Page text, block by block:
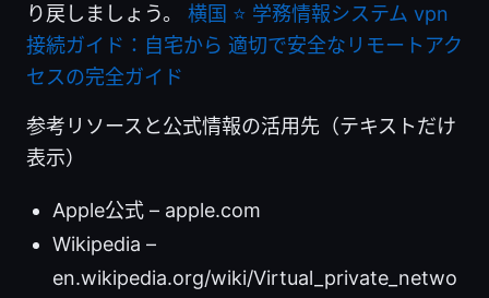
り戻しましょう。 横国 ⭐ 学務情報システム vpn
接続ガイド：自宅から 適切で安全なリモートアク
セスの完全ガイド
参考リソースと公式情報の活用先（テキストだけ
表示）
Apple公式 – apple.com
Wikipedia –
en.wikipedia.org/wiki/Virtual_private_netwo